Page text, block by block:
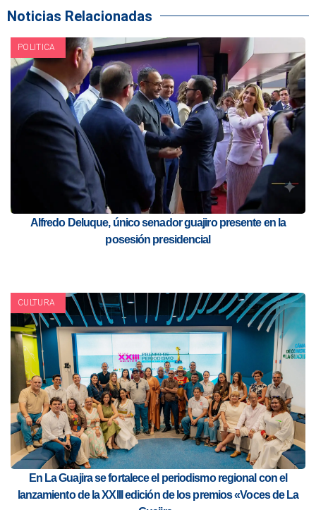
Noticias Relacionadas
POLITICA
Alfredo Deluque, único senador guajiro presente en la
posesión presidencial
CULTURA
En La Guajira se fortalece el periodismo regional con el
lanzamiento de la XXIII edición de los premios «Voces de La